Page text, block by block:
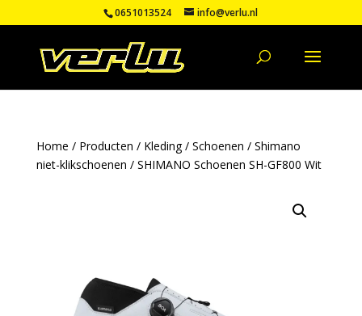
0651013524 info@verlu.nl
Home / Producten / Kleding/ Schoenen / Shimano
niet-klikschoenen / SHIMANO Schoenen SH-GF800 Wit